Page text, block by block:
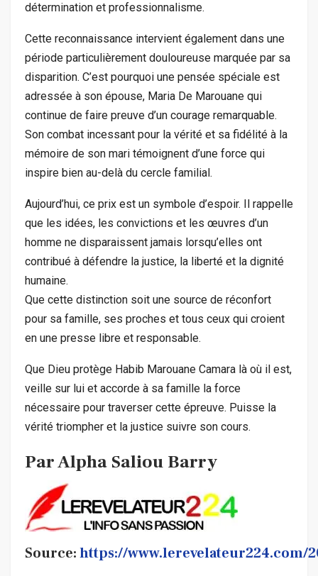
détermination et professionnalisme.
Cette reconnaissance intervient également dans une
période particulièrement douloureuse marquée par sa
disparition. C’est pourquoi une pensée spéciale est
adressée à son épouse, Maria De Marouane qui
continue de faire preuve d’un courage remarquable.
Son combat incessant pour la vérité et sa fidélité à la
mémoire de son mari témoignent d’une force qui
inspire bien au-delà du cercle familial.
Aujourd’hui, ce prix est un symbole d’espoir. Il rappelle
que les idées, les convictions et les œuvres d’un
homme ne disparaissent jamais lorsqu’elles ont
contribué à défendre la justice, la liberté et la dignité
humaine.
Que cette distinction soit une source de réconfort
pour sa famille, ses proches et tous ceux qui croient
en une presse libre et responsable.
Que Dieu protège Habib Marouane Camara là où il est,
veille sur lui et accorde à sa famille la force
nécessaire pour traverser cette épreuve. Puisse la
vérité triompher et la justice suivre son cours.
Par Alpha Saliou Barry
Source:https://www.lerevelateur224.com/